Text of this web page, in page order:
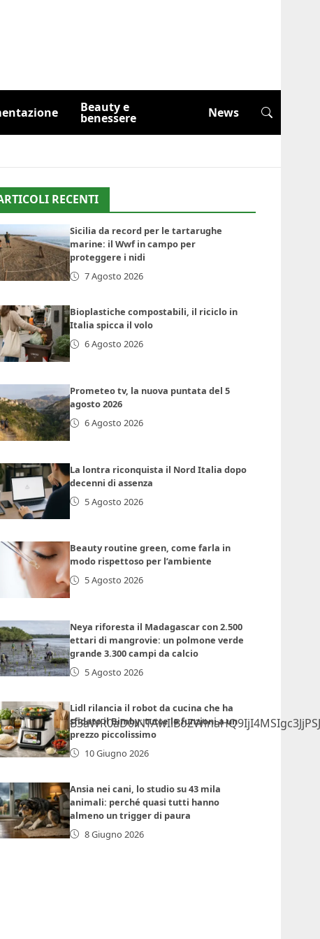
Beauty e
benessere News
RECENTI
Sicilia da record per le tartarughe
marine: il Wwf in campo per
proteggere i nidi
7 Agosto 2026
Bioplastiche compostabili, il riciclo in
Italia spicca il volo
6 Agosto 2026
Prometeo tv, la nuova puntata del 5
agosto 2026
6 Agosto 2026
La lontra riconquista il Nord Italia dopo
decenni di assenza
5 Agosto 2026
Beauty routine green, come farla in
modo rispettoso per l’ambiente
5 Agosto 2026
Neya riforesta il Madagascar con 2.500
ettari di mangrovie: un polmone verde
grande 3.300 campi da calcio
5 Agosto 2026
Lidl rilancia il robot da cucina che ha
sfidato il Bimby: tutte le funzioni a un
prezzo piccolissimo
10 Giugno 2026
Ansia nei cani, lo studio su 43 mila
animali: perché quasi tutti hanno
almeno un trigger di paura
8 Giugno 2026